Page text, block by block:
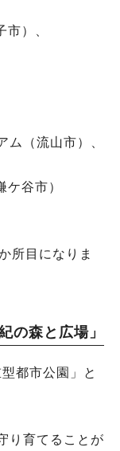
）、
（流山市）、
谷市）
所目になりま
の森と広場」
都市公園」と
り育てることが